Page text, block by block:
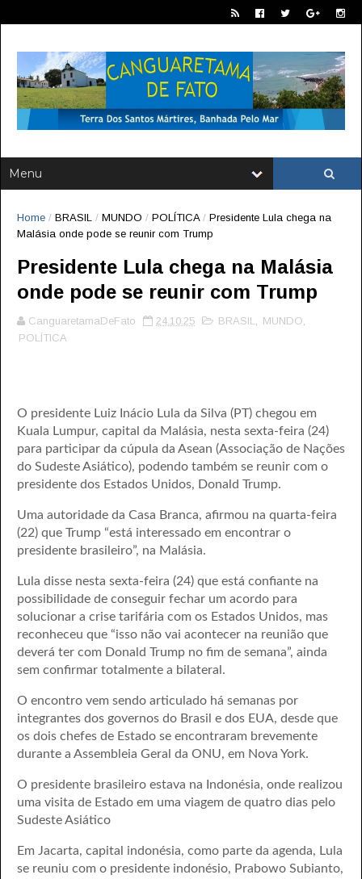
Home / BRASIL / MUNDO / POLÍTICA / Presidente Lula chega na
Malásia onde pode se reunir com Trump
Presidente Lula chega na Malásia
onde pode se reunir com Trump
CanguaretamaDeFato 24.10.25 BRASIL, MUNDO,
POLÍTICA
O presidente Luiz Inácio Lula da Silva (PT) chegou em
Kuala Lumpur, capital da Malásia, nesta sexta-feira (24)
para participar da cúpula da Asean (Associação de Nações
do Sudeste Asiático), podendo também se reunir com o
presidente dos Estados Unidos, Donald Trump.
Uma autoridade da Casa Branca, afirmou na quarta-feira
(22) que Trump “está interessado em encontrar o
presidente brasileiro”, na Malásia.
Lula disse nesta sexta-feira (24) que está confiante na
possibilidade de conseguir fechar um acordo para
solucionar a crise tarifária com os Estados Unidos, mas
reconheceu que “isso não vai acontecer na reunião que
deverá ter com Donald Trump no fim de semana”, ainda
sem confirmar totalmente a bilateral.
O encontro vem sendo articulado há semanas por
integrantes dos governos do Brasil e dos EUA, desde que
os dois chefes de Estado se encontraram brevemente
durante a Assembleia Geral da ONU, em Nova York.
O presidente brasileiro estava na Indonésia, onde realizou
uma visita de Estado em uma viagem de quatro dias pelo
Sudeste Asiático
Em Jacarta, capital indonésia, como parte da agenda, Lula
se reuniu com o presidente indonésio, Prabowo Subianto,